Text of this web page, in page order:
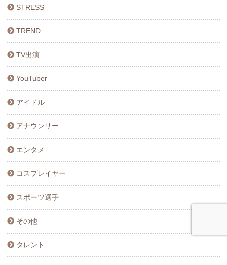
STRESS
TREND
TV出演
YouTuber
アイドル
アナウンサー
エンタメ
コスプレイヤー
スポーツ選手
その他
タレント